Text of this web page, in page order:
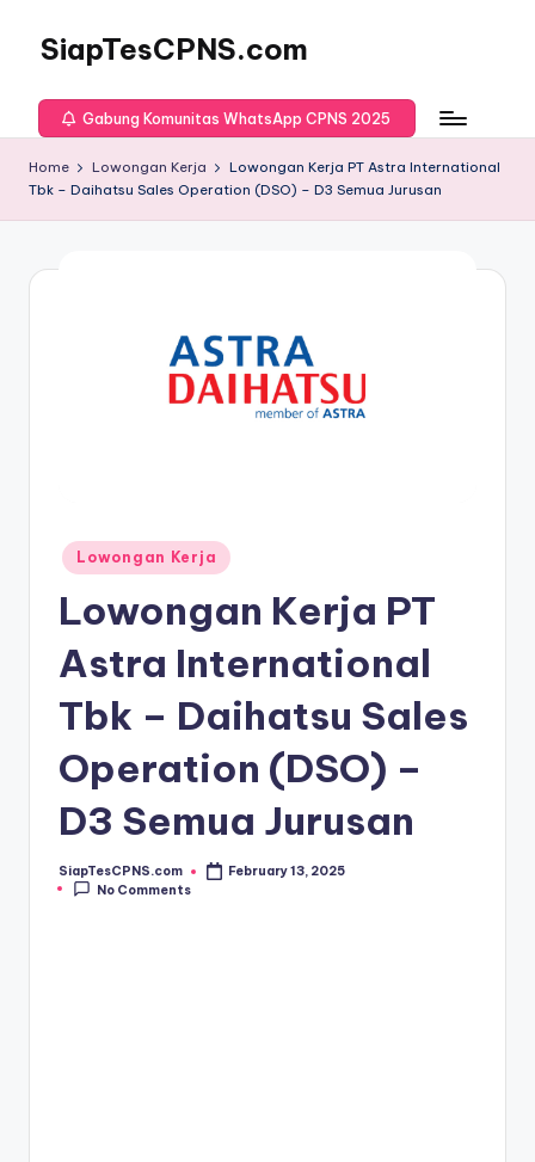
SiapTesCPNS.com
Gabung Komunitas WhatsApp CPNS 2025
Home Lowongan Kerja
Lowongan Kerja PT Astra International
Tbk – Daihatsu Sales Operation (DSO) – D3 Semua Jurusan
Posted
in
Lowongan Kerja
Lowongan Kerja PT
Astra International
Tbk – Daihatsu Sales
Operation (DSO) –
D3 Semua Jurusan
Posted
by
SiapTesCPNS.com
February 13, 2025
No Comments